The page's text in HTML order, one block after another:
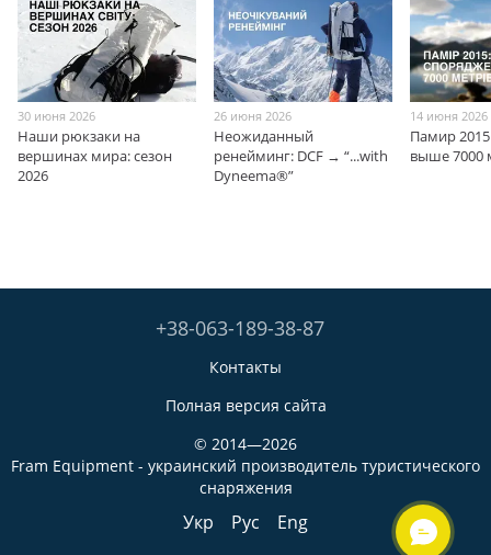
30 июня 2026
Наши рюкзаки на
вершинах мира: сезон
2026
26 июня 2026
Неожиданный
ренейминг: DCF → “...with
Dyneema®”
14 июня 2026
Памир
выше 7000
+38-063-189-38-87
Контакты
Полная версия сайта
© 2014—2026
Fram Equipment - украинский производитель туристического
снаряжения
Укр Рус Eng